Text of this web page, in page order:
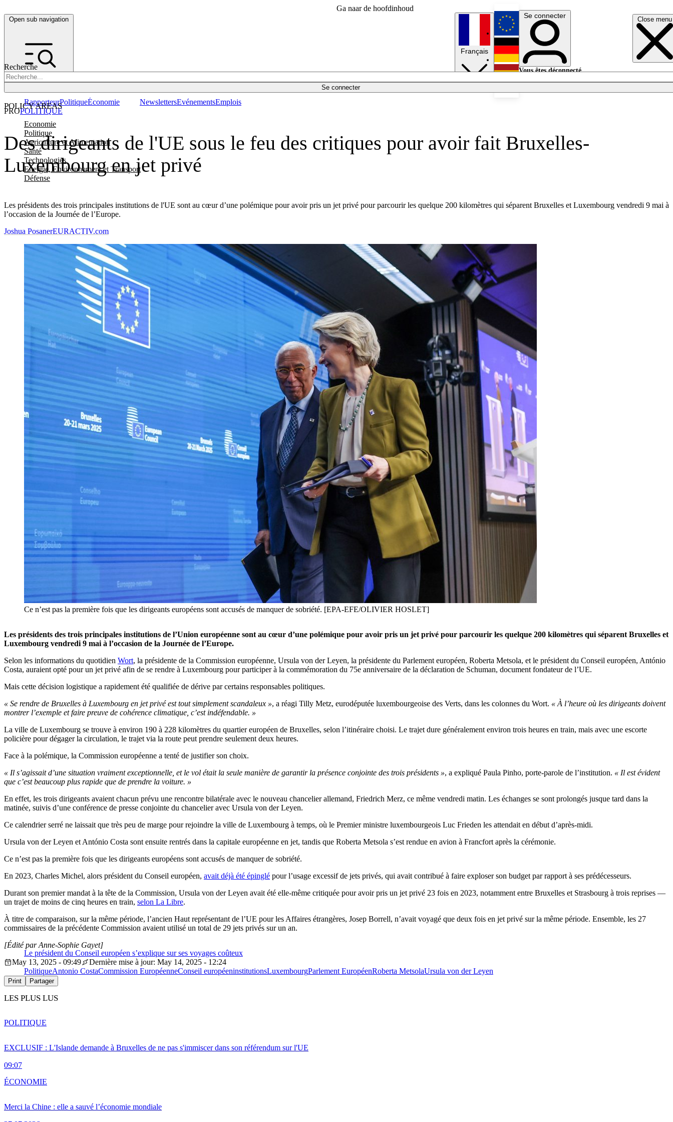
Ga naar de hoofdinhoud
Open sub navigation Close menu
Recherche
Se connecter
POLICY AREAS
Economie
Politique
Agriculture et Alimentation
Santé
Technologies
Energie, Environnement et Transport
Défense
RapporteurPolitiqueÉconomie NewslettersEvénementsEmplois
Français
English
Deutsch
Se connecter
Vous êtes déconnecté.
Des dirigeants de l'UE sous le feu des critiques pour avoir fait Bruxelles-
Luxembourg en jet privé
Les présidents des trois principales institutions de l'UE sont au cœur d’une polémique pour avoir pris un jet privé pour parcourir les quelque 200 kilomètres qui séparent Bruxelles et Luxembourg vendredi 9 mai à
l’occasion de la Journée de l’Europe.
PROPOLITIQUE
Joshua PosanerEURACTIV.com
Ce n’est pas la première fois que les dirigeants européens sont accusés de manquer de sobriété. [EPA-EFE/OLIVIER HOSLET]
Les présidents des trois principales institutions de l’Union européenne sont au cœur d’une polémique pour avoir pris un jet privé pour parcourir les quelque 200 kilomètres qui séparent Bruxelles et
Luxembourg vendredi 9 mai à l’occasion de la Journée de l’Europe.
Selon les informations du quotidien Wort, la présidente de la Commission européenne, Ursula von der Leyen, la présidente du Parlement européen, Roberta Metsola, et le président du Conseil européen, António
Costa, auraient opté pour un jet privé afin de se rendre à Luxembourg pour participer à la commémoration du 75e anniversaire de la déclaration de Schuman, document fondateur de l’UE.
Mais cette décision logistique a rapidement été qualifiée de dérive par certains responsables politiques.
« Se rendre de Bruxelles à Luxembourg en jet privé est tout simplement scandaleux », a réagi Tilly Metz, eurodéputée luxembourgeoise des Verts, dans les colonnes du Wort. « À l’heure où les dirigeants doivent
montrer l’exemple et faire preuve de cohérence climatique, c’est indéfendable. »
La ville de Luxembourg se trouve à environ 190 à 228 kilomètres du quartier européen de Bruxelles, selon l’itinéraire choisi. Le trajet dure généralement environ trois heures en train, mais avec une escorte
policière pour dégager la circulation, le trajet via la route peut prendre seulement deux heures.
Face à la polémique, la Commission européenne a tenté de justifier son choix.
« Il s’agissait d’une situation vraiment exceptionnelle, et le vol était la seule manière de garantir la présence conjointe des trois présidents », a expliqué Paula Pinho, porte-parole de l’institution. « Il est évident
que c’est beaucoup plus rapide que de prendre la voiture. »
En effet, les trois dirigeants avaient chacun prévu une rencontre bilatérale avec le nouveau chancelier allemand, Friedrich Merz, ce même vendredi matin. Les échanges se sont prolongés jusque tard dans la
matinée, suivis d’une conférence de presse conjointe du chancelier avec Ursula von der Leyen.
Ce calendrier serré ne laissait que très peu de marge pour rejoindre la ville de Luxembourg à temps, où le Premier ministre luxembourgeois Luc Frieden les attendait en début d’après-midi.
Ursula von der Leyen et António Costa sont ensuite rentrés dans la capitale européenne en jet, tandis que Roberta Metsola s’est rendue en avion à Francfort après la cérémonie.
Ce n’est pas la première fois que les dirigeants européens sont accusés de manquer de sobriété.
En 2023, Charles Michel, alors président du Conseil européen, avait déjà été épinglé pour l’usage excessif de jets privés, qui avait contribué à faire exploser son budget par rapport à ses prédécesseurs.
Durant son premier mandat à la tête de la Commission, Ursula von der Leyen avait été elle-même critiquée pour avoir pris un jet privé 23 fois en 2023, notamment entre Bruxelles et Strasbourg à trois reprises —
un trajet de moins de cinq heures en train, selon La Libre.
À titre de comparaison, sur la même période, l’ancien Haut représentant de l’UE pour les Affaires étrangères, Josep Borrell, n’avait voyagé que deux fois en jet privé sur la même période. Ensemble, les 27
commissaires de la précédente Commission avaient utilisé un total de 29 jets privés sur un an.
Le président du Conseil européen s’explique sur ses voyages coûteux
[Édité par Anne-Sophie Gayet]
May 13, 2025 - 09:49
Dernière mise à jour: May 14, 2025 - 12:24
PolitiqueAntonio CostaCommission EuropéenneConseil européeninstitutionsLuxembourgParlement EuropéenRoberta MetsolaUrsula von der Leyen
Print Partager
LES PLUS LUS
EXCLUSIF : L'Islande demande à Bruxelles de ne pas s'immiscer dans son référendum sur l'UE
09:07
POLITIQUE
Merci la Chine : elle a sauvé l’économie mondiale
ÉCONOMIE